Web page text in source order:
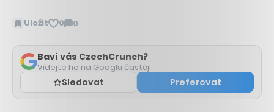
Uložit 0 0
Zobrazit
Baví vás CzechCrunch?
Vídejte ho na Googlu častěji.
Sledovat Preferovat